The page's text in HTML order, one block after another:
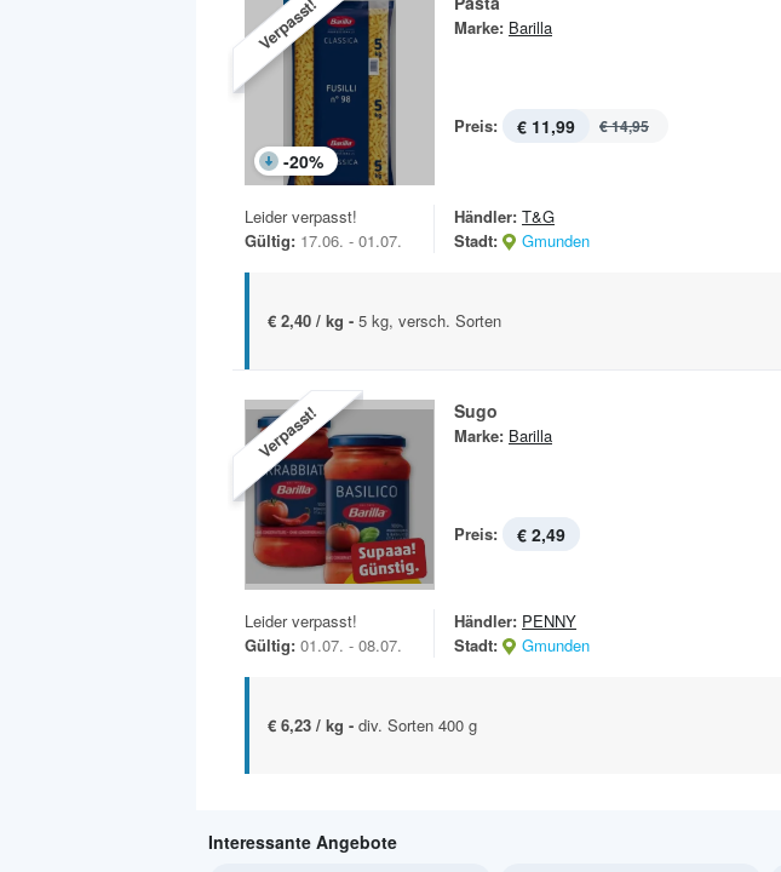
Verpasst!
-20%
Marke: Barilla
Preis: € 11,99 € 14,95
Leider verpasst!
Gültig: 17.06. - 01.07.
Händler: T&G
Stadt:
Gmunden
€ 2,40 / kg - 5 kg, versch. Sorten
Verpasst! Sugo
Marke: Barilla
Preis: € 2,49
Leider verpasst!
Gültig: 01.07. - 08.07.
Händler: PENNY
Stadt:
Gmunden
€ 6,23 / kg - div. Sorten 400 g
Interessante Angebote